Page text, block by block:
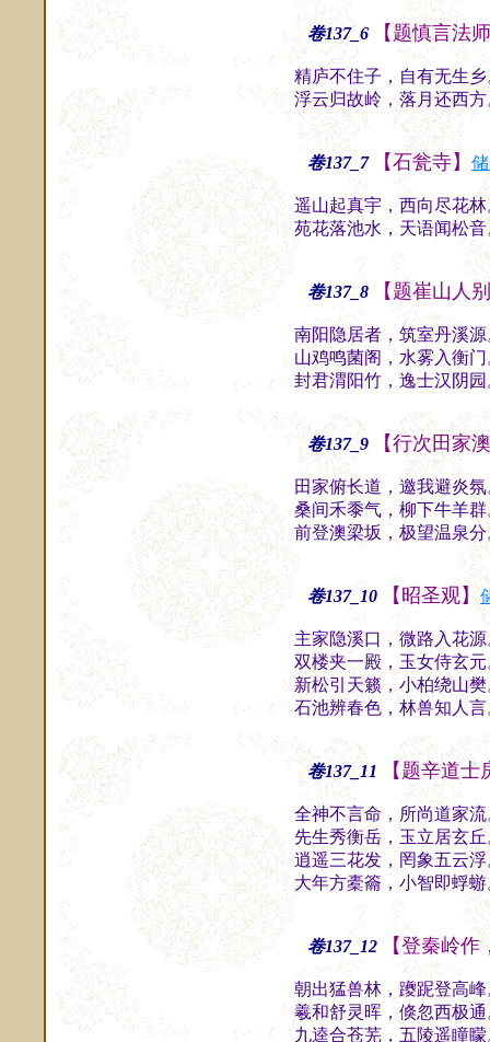
卷137_6 【题慎言法
精庐不住子，自有无生
浮云归故岭，落月还西
卷137_7 【石瓮寺】
遥山起真宇，西向尽花
苑花落池水，天语闻松
卷137_8 【题崔山人
南阳隐居者，筑室丹溪
山鸡鸣菌阁，水雾入衡
封君渭阳竹，逸士汉阴
卷137_9 【行次田家
田家俯长道，邀我避炎
桑间禾黍气，柳下牛羊
前登澳梁坂，极望温泉
卷137_10 【昭圣观】
主家隐溪口，微路入花
双楼夹一殿，玉女侍玄
新松引天籁，小柏绕山
石池辨春色，林兽知人
卷137_11 【题辛道士
全神不言命，所尚道家
先生秀衡岳，玉立居玄
逍遥三花发，罔象五云
大年方橐籥，小智即蜉
卷137_12 【登秦岭
朝出猛兽林，躨跜登高
羲和舒灵晖，倏忽西极
九逵合苍芜，五陵遥瞳